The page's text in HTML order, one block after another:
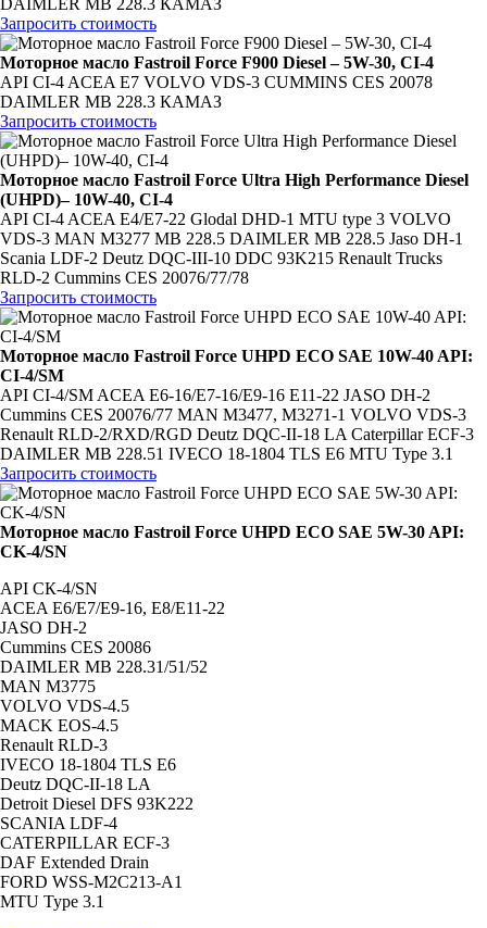
DAIMLER MB 228.3 КАМАЗ
Запросить стоимость
Моторное масло Fastroil Force F900 Diesel – 5W-30, CI-4
API CI-4 ACEA E7 VOLVO VDS-3 CUMMINS CES 20078
DAIMLER MB 228.3 КАМАЗ
Запросить стоимость
Моторное масло Fastroil Force Ultra High Performance Diesel
(UHPD)– 10W-40, CI-4
API CI-4 ACEA E4/E7-22 Glodal DHD-1 MTU type 3 VOLVO
VDS-3 MAN M3277 MB 228.5 DAIMLER MB 228.5 Jaso DH-1
Scania LDF-2 Deutz DQC-III-10 DDC 93K215 Renault Trucks
RLD-2 Cummins CES 20076/77/78
Запросить стоимость
Моторное масло Fastroil Force UHPD ECO SAE 10W-40 API:
CI-4/SM
API CI-4/SM ACEA E6-16/Е7-16/E9-16 E11-22 JASO DH-2
Cummins CES 20076/77 MAN M3477, M3271-1 VOLVO VDS-3
Renault RLD-2/RXD/RGD Deutz DQC-II-18 LA Caterpillar ECF-3
DAIMLER MB 228.51 IVECO 18-1804 TLS E6 MTU Type 3.1
Запросить стоимость
Моторное масло Fastroil Force UHPD ECO SAE 5W-30 API:
CK-4/SN
API CК-4/SN
ACEA E6/Е7/E9-16, Е8/Е11-22
JASO DH-2
Cummins CES 20086
DAIMLER MB 228.31/51/52
MAN M3775
VOLVO VDS-4.5
MACK EOS-4.5
Renault RLD-3
IVECO 18-1804 TLS E6
Deutz DQC-II-18 LA
Detroit Diesel DFS 93K222
SCANIA LDF-4
CATERPILLAR ECF-3
DAF Extended Drain
FORD WSS-M2C213-A1
MTU Type 3.1